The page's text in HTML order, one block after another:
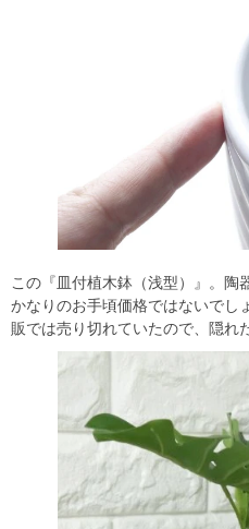
この『皿付植木鉢（浅型）』。陶
かなりのお手頃価格ではないでし
販では売り切れていたので、隠れ